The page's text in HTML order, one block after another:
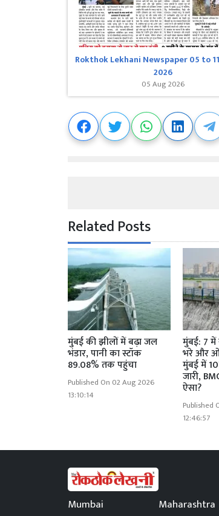
Rokthok Lekhani Newspaper 05 to
2026
05 Aug 2026
Related Posts
मुंबई की झीलों में बढ़ा जल
भंडार, पानी का स्टॉक
89.08% तक पहुंचा
Published On 02 Aug 2026
13:10:14
मुंबई: 7
भरे और
मुंबई में
जारी,
ऐसा?
Published
12:46:57
Mumbai Maharashtra